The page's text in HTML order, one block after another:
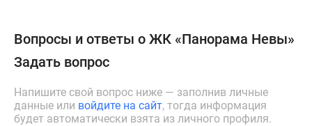
Вопросы и ответы о ЖК «Панорама Невы»
Задать вопрос
Напишите свой вопрос ниже — заполнив личные
данные или войдите на сайт, тогда информация
будет автоматически взята из личного профиля.